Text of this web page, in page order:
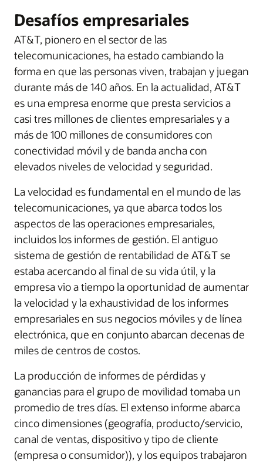
Desafíos empresariales
AT&T, pionero en el sector de las
telecomunicaciones, ha estado cambiando la
forma en que las personas viven, trabajan y juegan
durante más de 140 años. En la actualidad, AT&T
es una empresa enorme que presta servicios a
casi tres millones de clientes empresariales y a
más de 100 millones de consumidores con
conectividad móvil y de banda ancha con
elevados niveles de velocidad y seguridad.
La velocidad es fundamental en el mundo de las
telecomunicaciones, ya que abarca todos los
aspectos de las operaciones empresariales,
incluidos los informes de gestión. El antiguo
sistema de gestión de rentabilidad de AT&T se
estaba acercando al final de su vida útil, y la
empresa vio a tiempo la oportunidad de aumentar
la velocidad y la exhaustividad de los informes
empresariales en sus negocios móviles y de línea
electrónica, que en conjunto abarcan decenas de
miles de centros de costos.
La producción de informes de pérdidas y
ganancias para el grupo de movilidad tomaba un
promedio de tres días. El extenso informe abarca
cinco dimensiones (geografía, producto/servicio,
canal de ventas, dispositivo y tipo de cliente
(empresa o consumidor)), y los equipos trabajaron